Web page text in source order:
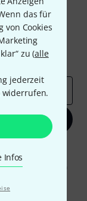
das für
von Cookies
zu (alle
jederzeit
widerrufen.
Infos
mit
jeweils
Insights
von E-Mail-
zu. Die
finden Sie in